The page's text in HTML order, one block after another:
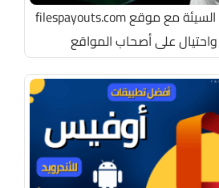
تجربتي السيئة مع موقع filespayouts.com
على أصحاب المواقع